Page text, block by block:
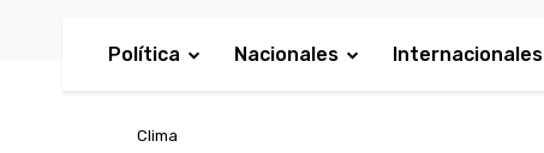
Política Nacionales Internacionales
Clima